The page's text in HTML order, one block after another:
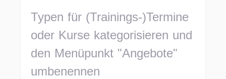
Typen für (Trainings-)Termine
oder Kurse kategorisieren und
den Menüpunkt "Angebote"
umbenennen